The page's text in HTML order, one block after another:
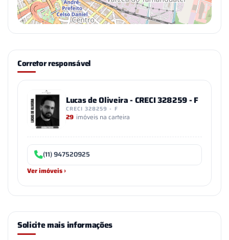
Corretor responsável
Lucas de Oliveira - CRECI 328259 - F
CRECI 328259 - F
29 imóveis na carteira
(11) 947520925
Ver imóveis ›
Solicite mais informações